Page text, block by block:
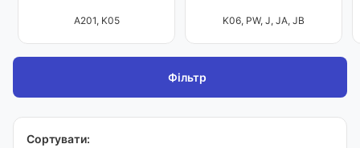
A201, K05 K06, PW, J, JA, JB
Фільтр
Сортувати: